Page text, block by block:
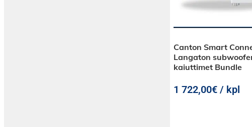
Canton Smart
Langaton
kaiuttimet Bundle
1 722,00€ / kpl